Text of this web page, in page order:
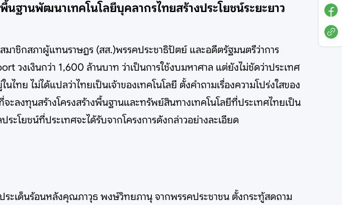
ฐานพัฒนาเทคโนโลยีบุคลากรไทยสร้างประโยชน์ระยะยาว
าชิกสภาผู้แทนราษฏร (สส.)พรรคประชาธิปัตย์ และอดีตรัฐมนตรีว่าการ
วงเงินกว่า 1,600 ล้านบาท ว่าเป็นการใช้งบมหาศาล แต่ยังไม่ชัดว่าประเทศ
ทย ไม่ได้แปลว่าไทยเป็นเจ้าของเทคโนโลยี ตั้งคำถามเรื่องความโปร่งใสของ
ะลงทุนสร้างโครงสร้างพื้นฐานและทรัพย์สินทางเทคโนโลยีที่ประเทศไทยเป็น
ระโยชน์ที่ประเทศจะได้รับจากโครงการดังกล่าวอย่างละเอียด
ระเด็นร้อนหลังคุณภาวุธ พงษ์วิทยภานุ จากพรรคประชาชน ตั้งกระทู้สดถาม